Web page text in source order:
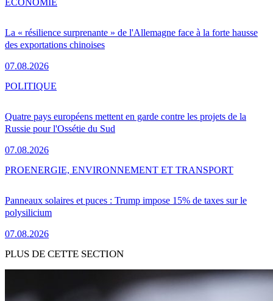
La « résilience surprenante » de l'Allemagne face à la forte hausse
des exportations chinoises
07.08.2026
ÉCONOMIE
Quatre pays européens mettent en garde contre les projets de la
Russie pour l'Ossétie du Sud
07.08.2026
POLITIQUE
Panneaux solaires et puces : Trump impose 15% de taxes sur le
polysilicium
07.08.2026
PROENERGIE, ENVIRONNEMENT ET TRANSPORT
PLUS DE CETTE SECTION